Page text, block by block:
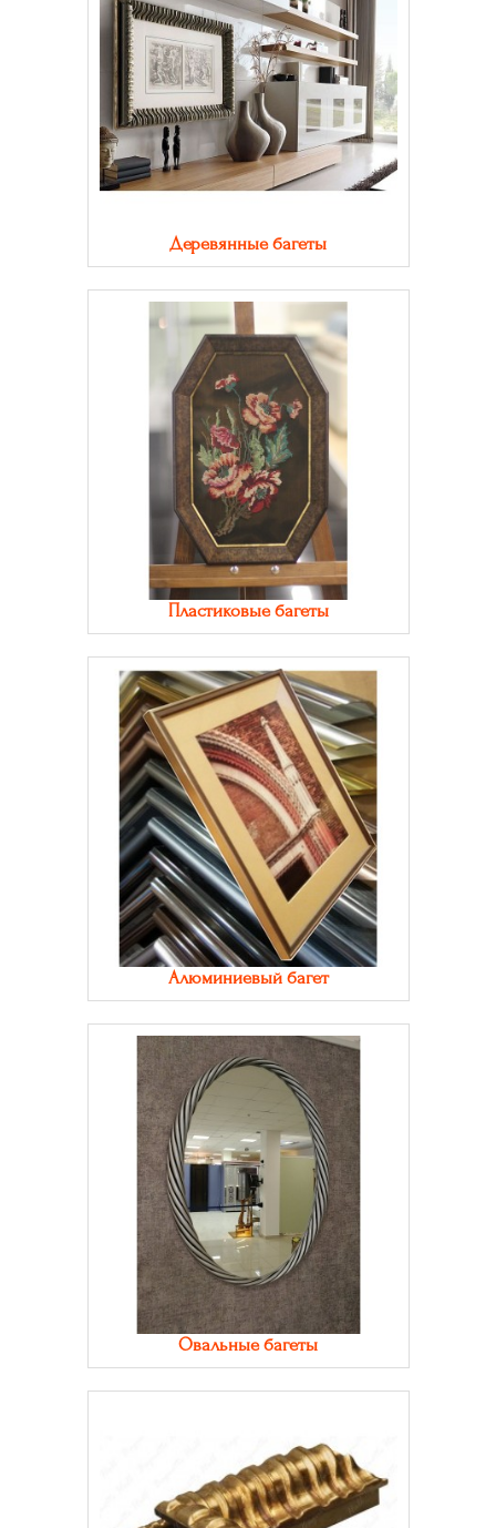
Деревянные багеты
Пластиковые багеты
Алюминиевый багет
Овальные багеты